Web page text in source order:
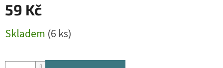
59 Kč
cena:
Skladem (6 ks)